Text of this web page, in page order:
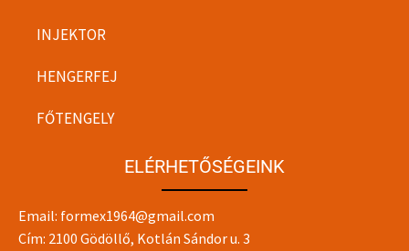
INJEKTOR
HENGERFEJ
FŐTENGELY
ELÉRHETŐSÉGEINK
Email: formex1964@gmail.com
Cím: 2100 Gödöllő, Kotlán Sándor u. 3